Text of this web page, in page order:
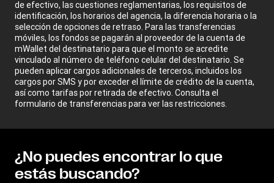
de efectivo, las cuestiones reglamentarias, los requisitos de
identificación, los horarios del agencia, la diferencia horaria o la
selección de opciones de retraso. Para las transferencias
móviles, los fondos se pagarán al proveedor de la cuenta de
mWallet del destinatario para que el monto se acredite
vinculado al número de teléfono celular del destinatario. Se
pueden aplicar cargos adicionales de terceros, incluidos los
cargos por SMS y por exceder el límite de crédito de la cuenta,
así como tarifas por retirada de efectivo. Consulta el
formulario de transferencias para ver las restricciones.
¿No puedes encontrar lo que
estás buscando?